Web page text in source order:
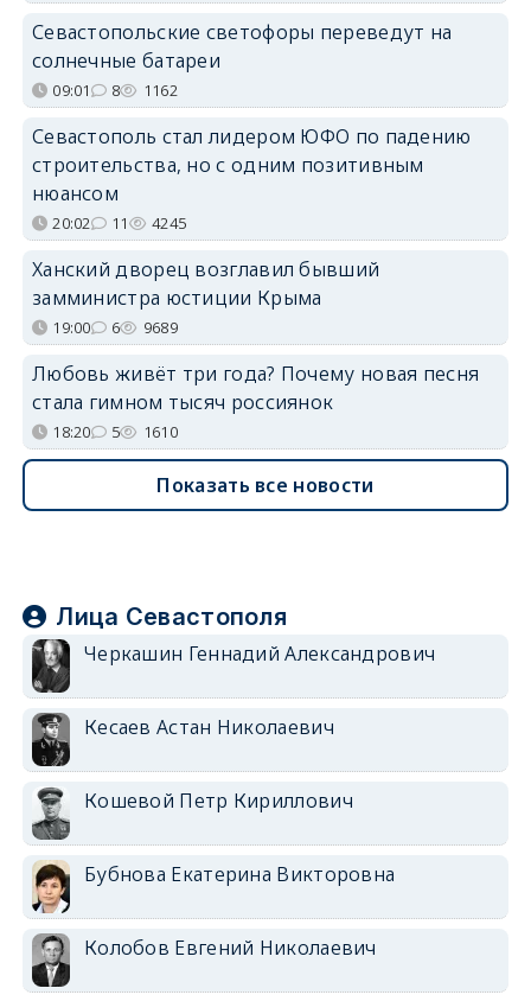
Севастопольские светофоры переведут на
солнечные батареи
09:01 8 1162
Севастополь стал лидером ЮФО по падению
строительства, но с одним позитивным
нюансом
20:02 11 4245
Ханский дворец возглавил бывший
замминистра юстиции Крыма
19:00 6 9689
Любовь живёт три года? Почему новая песня
стала гимном тысяч россиянок
18:20 5 1610
Показать все новости
Лица Севастополя
Черкашин Геннадий Александрович
Кесаев Астан Николаевич
Кошевой Петр Кириллович
Бубнова Екатерина Викторовна
Колобов Евгений Николаевич